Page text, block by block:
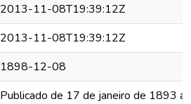
2013-11-08T19:39:12Z
2013-11-08T19:39:12Z
1898-12-08
Publicado de 17 de janeiro de 1893 a